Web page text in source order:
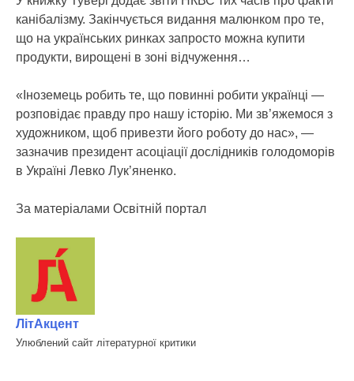
канібалізму. Закінчується видання малюнком про те,
що на українських ринках запросто можна купити
продукти, вирощені в зоні відчуження…
«Іноземець робить те, що повинні робити українці —
розповідає правду про нашу історію. Ми зв’яжемося з
художником, щоб привезти його роботу до нас», —
зазначив президент асоціації дослідників голодоморів
в Україні Левко Лук’яненко.
За матеріалами Освітній портал
ЛітАкцент
Улюблений сайт літературної критики